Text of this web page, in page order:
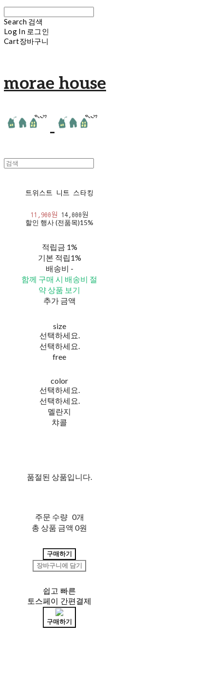
Search 검색
Log In 로그인
Cart장바구니
morae house
트위스트 니트 스타킹
11,900원 14,000원
할인 행사 (전품목)15%
적립금 1%
기본 적립1%
배송비 -
함께 구매 시 배송비 절
약 상품 보기
추가 금액
size
선택하세요.
선택하세요.
free
color
선택하세요.
선택하세요.
멜란지
챠콜
품절된 상품입니다.
주문 수량 0개
총 상품 금액 0원
구매하기
장바구니에 담기
쉽고 빠른
토스페이 간편결제
구매하기